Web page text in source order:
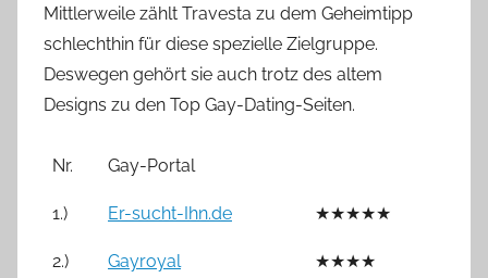
Mittlerweile zählt Travesta zu dem Geheimtipp
schlechthin für diese spezielle Zielgruppe.
Deswegen gehört sie auch trotz des altem
Designs zu den Top Gay-Dating-Seiten.
Nr. Gay-Portal
1.) Er-sucht-Ihn.de ★★★★★
2.) Gayroyal ★★★★